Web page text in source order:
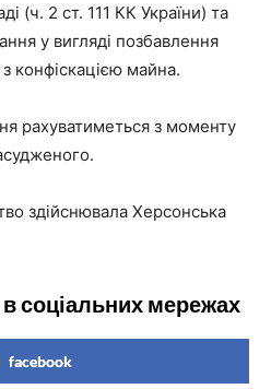
(ч. 2 ст. 111 КК України) та
у вигляді позбавлення
конфіскацією майна.
рахуватиметься з моменту
здійснювала Херсонська
соціальних мережах
facebook